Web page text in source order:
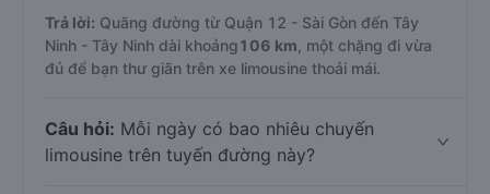
Trả lời: Quãng đường từ Quận 12 - Sài Gòn đến Tây
Ninh - Tây Ninh dài khoảng106 km , một chặng đi vừa
đủ để bạn thư giãn trên xe limousine thoải mái.
Câu hỏi: Mỗi ngày có bao nhiêu chuyến
limousine trên tuyến đường này?